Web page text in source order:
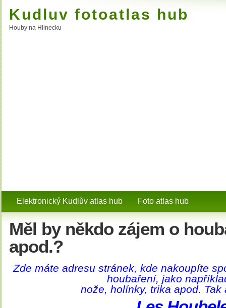
Kudluv fotoatlas hub
Houby na Hlinecku
Elektronický Kudlův atlas hub Foto atlas hub
Měl by někdo zájem o
apod.?
Zde máte adresu stránek, kde nakoupíte
houbaření, jako
nože, holínky, trika apod. Tak